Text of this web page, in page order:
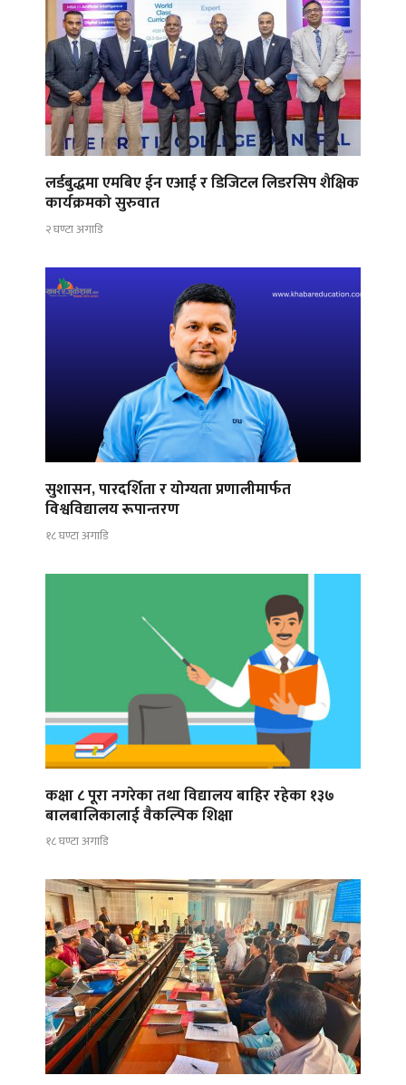
लर्डबुद्धमा एमबिए ईन एआई र डिजिटल लिडरसिप शैक्षिक
कार्यक्रमको सुरुवात
२ घण्टा अगाडि
सुशासन, पारदर्शिता र योग्यता प्रणालीमार्फत
विश्वविद्यालय रूपान्तरण
१८ घण्टा अगाडि
कक्षा ८ पूरा नगरेका तथा विद्यालय बाहिर रहेका १३७
बालबालिकालाई वैकल्पिक शिक्षा
१८ घण्टा अगाडि